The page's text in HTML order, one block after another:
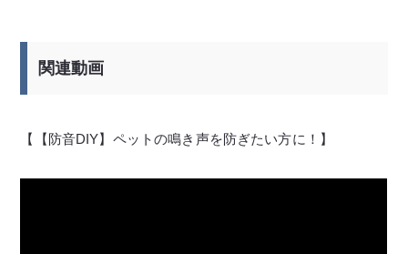
関連動画
【【防音DIY】ペットの鳴き声を防ぎたい方に！】